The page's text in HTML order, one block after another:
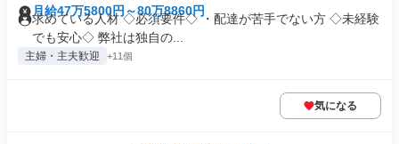
月給47万5800円～80万8860円
求めている人材 ◇必須要件◇ ・配達が苦手でない方 ◇未経験
でも安心◇ 弊社は独自の...
主婦・主夫歓迎 +11個
気になる